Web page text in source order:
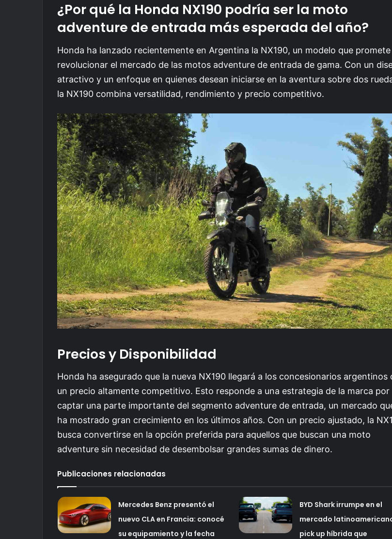
¿Por qué la Honda NX190 podría ser la moto
adventure de entrada más esperada del año?
Honda ha lanzado recientemente en Argentina la NX190, un modelo que promete
revolucionar el mercado de las motos adventure de entrada de gama. Con un
atractivo y un enfoque en quienes desean iniciarse en la aventura sobre dos
la NX190 combina versatilidad, rendimiento y precio competitivo.
Precios y Disponibilidad
Honda ha asegurado que la nueva NX190 llegará a los concesionarios argentinos
un precio altamente competitivo. Esto responde a una estrategia de la marca por
captar una parte importante del segmento adventure de entrada, un mercado
ha mostrado gran crecimiento en los últimos años. Con un precio ajustado, la
busca convertirse en la opción preferida para aquellos que buscan una moto
adventure sin necesidad de desembolsar grandes sumas de dinero.
Publicaciones relacionadas
Mercedes Benz presentó el
nuevo CLA en Francia: conocé
su equipamiento y la fecha
BYD Shark irrumpe en el
mercado
pick up híbrida que